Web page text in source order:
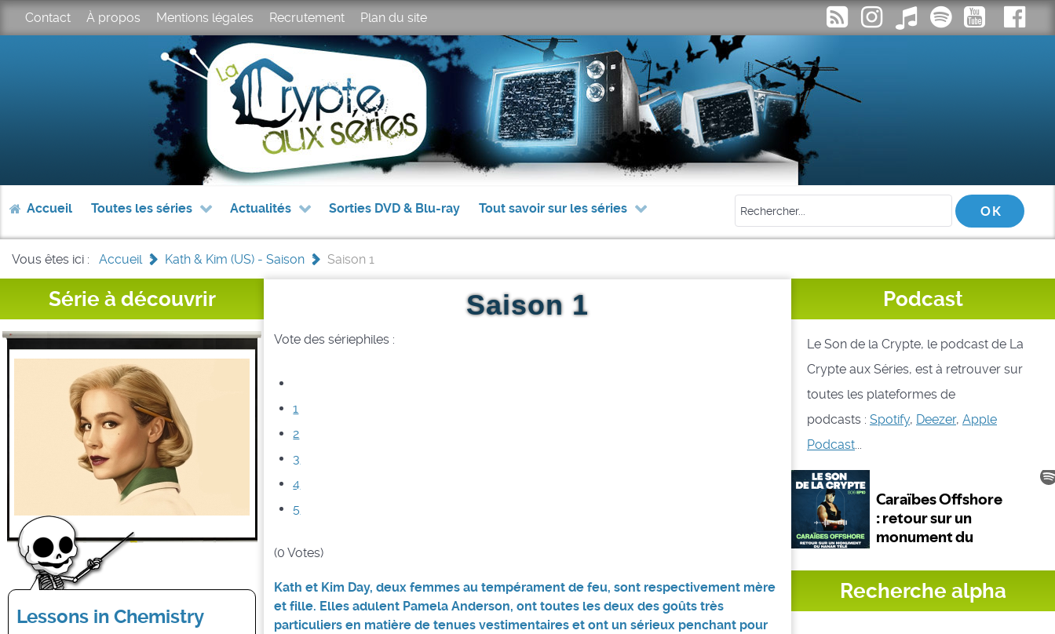
Contact À propos Mentions légales Recrutement Plan du site
Accueil Toutes les séries Actualités Sorties DVD & Blu-ray Tout savoir sur les séries
Vous êtes ici : Accueil > Kath & Kim (US) - Saison > Saison 1
Série à découvrir
Lessons in Chemistry
Saison 1
Vote des sériephiles :
1
2
3
4
5
(0 Votes)
Kath et Kim Day, deux femmes au tempérament de feu, sont respectivement mère
et fille. Elles adulent Pamela Anderson, ont toutes les deux des goûts très
particuliers en matière de tenues vestimentaires et ont un sérieux penchant pour
Podcast
Le Son de la Crypte, le podcast de La
Crypte aux Séries, est à retrouver sur
toutes les plateformes de
podcasts : Spotify, Deezer, Apple
Podcast...
Recherche alpha